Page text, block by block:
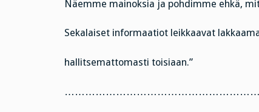
Näemme mainoksia ja pohdimme ehkä,
Sekalaiset informaatiot leikkaavat
hallitsemattomasti toisiaan.”